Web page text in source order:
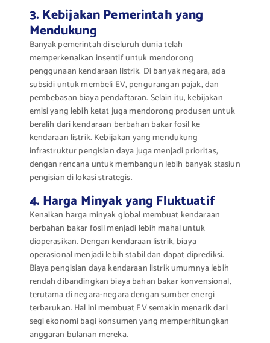
3. Kebijakan Pemerintah yang
Mendukung
Banyak pemerintah di seluruh dunia telah
memperkenalkan insentif untuk mendorong
penggunaan kendaraan listrik. Di banyak negara, ada
subsidi untuk membeli EV, pengurangan pajak, dan
pembebasan biaya pendaftaran. Selain itu, kebijakan
emisi yang lebih ketat juga mendorong produsen untuk
beralih dari kendaraan berbahan bakar fosil ke
kendaraan listrik. Kebijakan yang mendukung
infrastruktur pengisian daya juga menjadi prioritas,
dengan rencana untuk membangun lebih banyak stasiun
pengisian di lokasi strategis.
4. Harga Minyak yang Fluktuatif
Kenaikan harga minyak global membuat kendaraan
berbahan bakar fosil menjadi lebih mahal untuk
dioperasikan. Dengan kendaraan listrik, biaya
operasional menjadi lebih stabil dan dapat diprediksi.
Biaya pengisian daya kendaraan listrik umumnya lebih
rendah dibandingkan biaya bahan bakar konvensional,
terutama di negara-negara dengan sumber energi
terbarukan. Hal ini membuat EV semakin menarik dari
segi ekonomi bagi konsumen yang memperhitungkan
anggaran bulanan mereka.